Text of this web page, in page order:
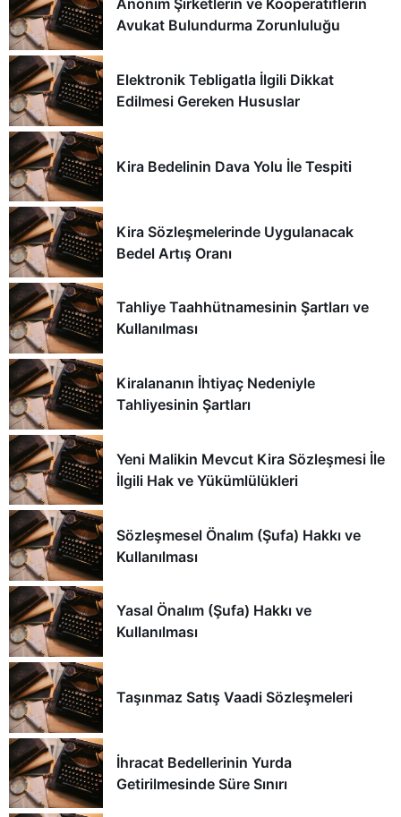
Anonim Şirketlerin ve Kooperatiflerin
Avukat Bulundurma Zorunluluğu
Elektronik Tebligatla İlgili Dikkat
Edilmesi Gereken Hususlar
Kira Bedelinin Dava Yolu İle Tespiti
Kira Sözleşmelerinde Uygulanacak
Bedel Artış Oranı
Tahliye Taahhütnamesinin Şartları ve
Kullanılması
Kiralananın İhtiyaç Nedeniyle
Tahliyesinin Şartları
Yeni Malikin Mevcut Kira Sözleşmesi İle
İlgili Hak ve Yükümlülükleri
Sözleşmesel Önalım (Şufa) Hakkı ve
Kullanılması
Yasal Önalım (Şufa) Hakkı ve
Kullanılması
Taşınmaz Satış Vaadi Sözleşmeleri
İhracat Bedellerinin Yurda
Getirilmesinde Süre Sınırı